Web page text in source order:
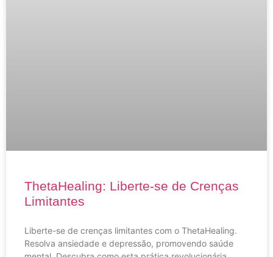
ThetaHealing: Liberte-se de Crenças
Limitantes
Liberte-se de crenças limitantes com o ThetaHealing.
Resolva ansiedade e depressão, promovendo saúde